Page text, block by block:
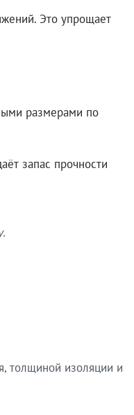
Это упрощает
размерами по
запас прочности
толщиной изоляции и